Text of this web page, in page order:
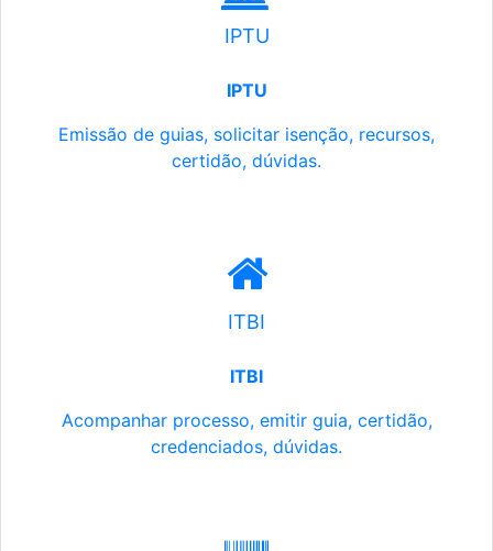
IPTU
IPTU
Emissão de guias, solicitar isenção, recursos,
certidão, dúvidas.
ITBI
ITBI
Acompanhar processo, emitir guia, certidão,
credenciados, dúvidas.